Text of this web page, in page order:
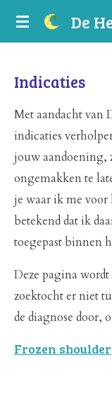
Ga
de
De
Indicaties
Met aandacht van
indicaties
jouw aandoening,
ongemakken te
je waar ik me voor
betekend dat ik
toegepast binnen
Deze pagina
zoektocht er niet
de diagnose door,
Frozen shoulder